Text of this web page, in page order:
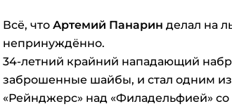
Всё, что Артемий Панарин делал на
непринуждённо.
34-летний крайний нападающий
заброшенные шайбы, и стал одним
«Рейнджерс» над «Филадельфией» со